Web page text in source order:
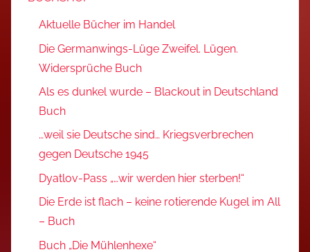
Aktuelle Bücher im Handel
Die Germanwings-Lüge Zweifel. Lügen.
Widersprüche Buch
Als es dunkel wurde – Blackout in Deutschland
Buch
…weil sie Deutsche sind… Kriegsverbrechen
gegen Deutsche 1945
Dyatlov-Pass „…wir werden hier sterben!“
Die Erde ist flach – keine rotierende Kugel im All
– Buch
Buch „Die Mühlenhexe“